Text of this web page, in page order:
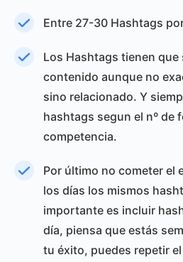
Entre 27-30 Hashtags
Los Hashtags tienen que
contenido aunque no
sino relacionado. Y
hashtags segun el nº de
competencia.
Por último no cometer el
los días los mismos
importante es incluir
día, piensa que estás
tu éxito, puedes repetir